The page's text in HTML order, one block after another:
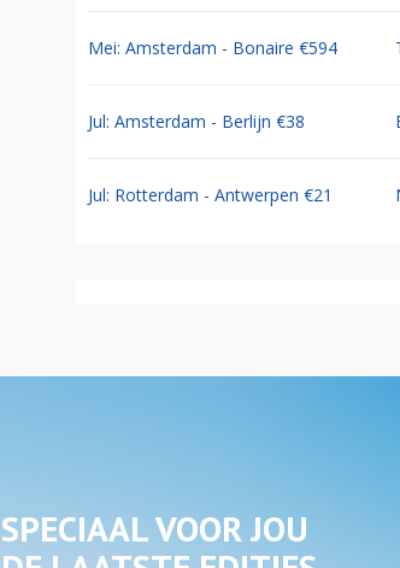
Mei: Amsterdam - Bonaire €594
Jul: Amsterdam - Berlijn €38
Jul: Rotterdam - Antwerpen €21
SPECIAAL VOOR JOU